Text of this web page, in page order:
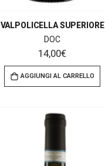
VALPOLICELLA SUPERIORE
DOC
14,00€
AGGIUNGI AL CARRELLO